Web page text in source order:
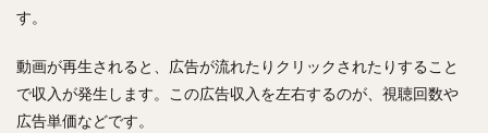
す。
動画が再生されると、広告が流れたりクリックされたりすること
で収入が発生します。この広告収入を左右するのが、視聴回数や
広告単価などです。